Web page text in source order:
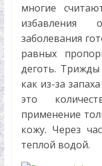
многие
избавления
заболевания
равных
деготь.
как из-за
это
применение
кожу. Через
теплой водой.